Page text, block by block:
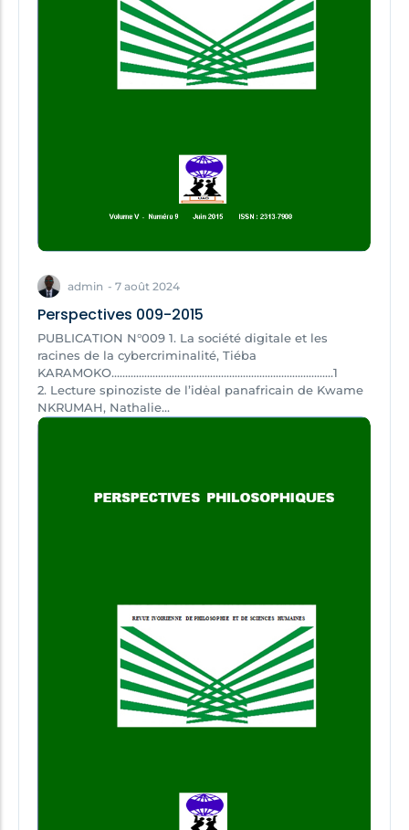
admin - 7 août 2024
Perspectives 009-2015
PUBLICATION N°009 1. La société digitale et les
racines de la cybercriminalité, Tiéba
KARAMOKO………………………………………………………………………1
2. Lecture spinoziste de l’idėal panafricain de Kwame
NKRUMAH, Nathalie...